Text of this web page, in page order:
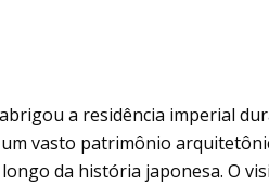
a residência imperial
um vasto patrimônio
da história japonesa. O